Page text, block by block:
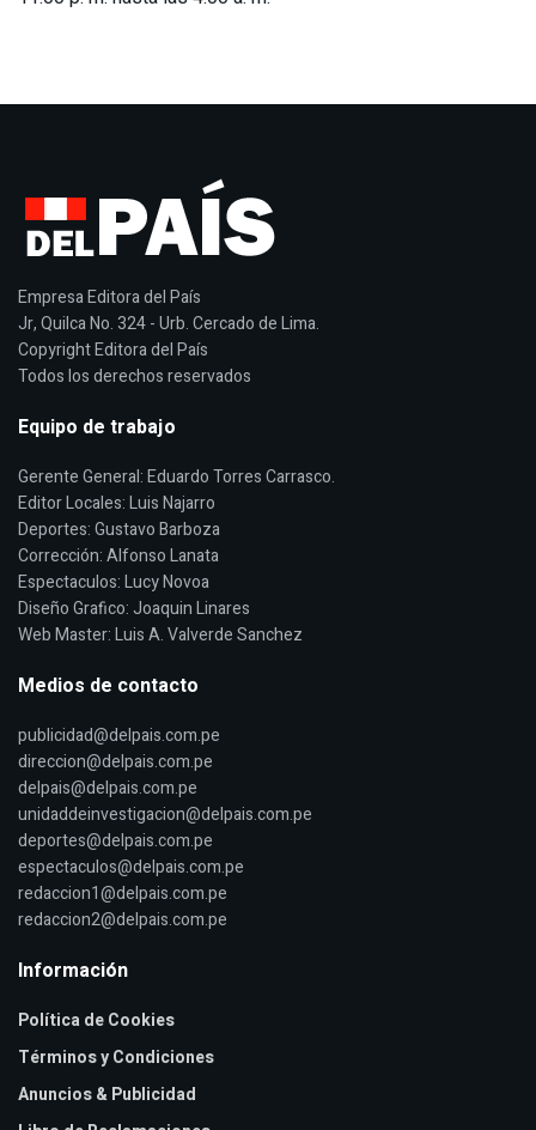
Empresa Editora del País
Jr, Quilca No. 324 - Urb. Cercado de Lima.
Copyright Editora del País
Todos los derechos reservados
Equipo de trabajo
Gerente General: Eduardo Torres Carrasco.
Editor Locales: Luis Najarro
Deportes: Gustavo Barboza
Corrección: Alfonso Lanata
Espectaculos: Lucy Novoa
Diseño Grafico: Joaquin Linares
Web Master: Luis A. Valverde Sanchez
Medios de contacto
publicidad@delpais.com.pe
direccion@delpais.com.pe
delpais@delpais.com.pe
unidaddeinvestigacion@delpais.com.pe
deportes@delpais.com.pe
espectaculos@delpais.com.pe
redaccion1@delpais.com.pe
redaccion2@delpais.com.pe
Información
Política de Cookies
Términos y Condiciones
Anuncios & Publicidad